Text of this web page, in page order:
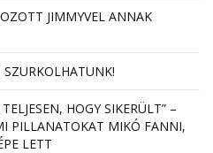
JIMMYVEL ANNAK
HOGY SIKERÜLT” –
PILLANATOKAT MIKÓ FANNI,
LETT